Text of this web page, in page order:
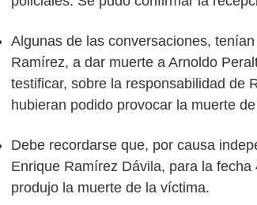
Algunas de las conversaciones,
Ramírez, a dar muerte a Arnoldo
testificar, sobre la responsabilidad de
hubieran podido provocar la muerte
Debe recordarse que, por causa
Enrique Ramírez Dávila, para la
produjo la muerte de la víctima.